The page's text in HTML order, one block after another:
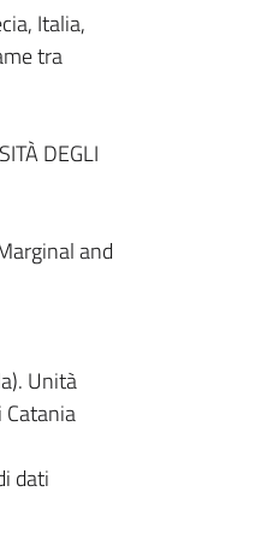
Italia,
tra
DEGLI
and
Unità
Catania
dati